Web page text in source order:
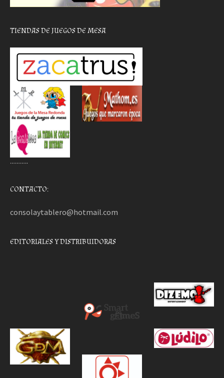
TIENDAS DE JUEGOS DE MESA
………..
CONTACTO:
consolaytablero@hotmail.com
EDITORIALES Y DISTRIBUIDORAS